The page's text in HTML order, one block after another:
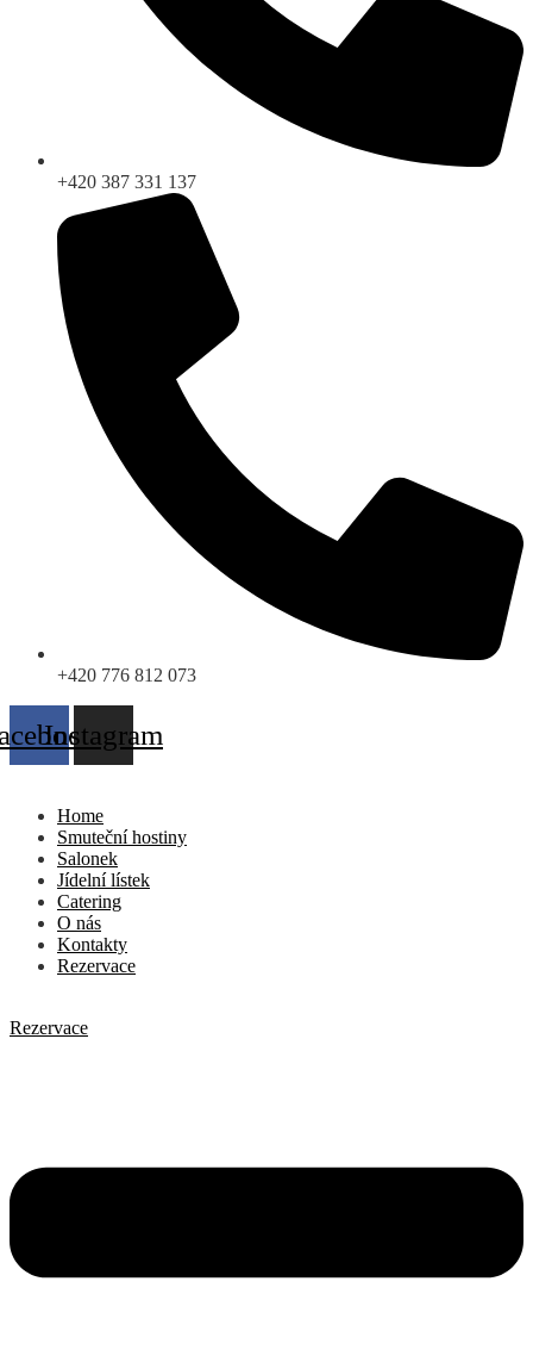
+420 387 331 137
+420 776 812 073
Instagram
Home
Smuteční hostiny
Salonek
Jídelní lístek
Catering
O nás
Kontakty
Rezervace
Rezervace